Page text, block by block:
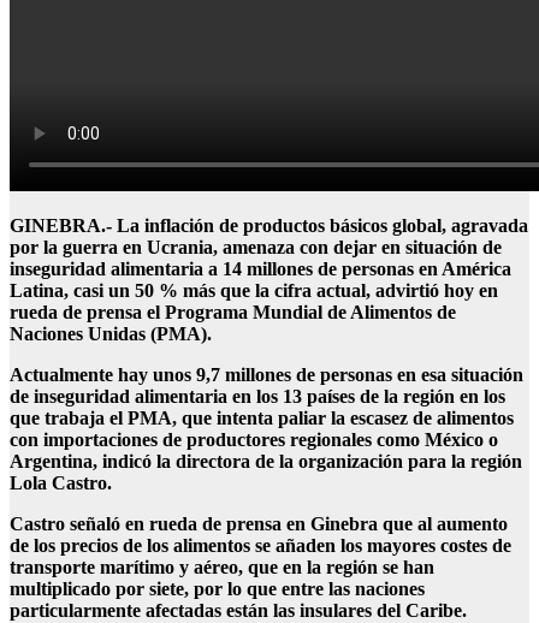
GINEBRA.- La inflación de productos básicos global, agravada
por la guerra en Ucrania, amenaza con dejar en situación de
inseguridad alimentaria a 14 millones de personas en América
Latina, casi un 50 % más que la cifra actual, advirtió hoy en
rueda de prensa el Programa Mundial de Alimentos de
Naciones Unidas (PMA).
Actualmente hay unos 9,7 millones de personas en esa situación
de inseguridad alimentaria en los 13 países de la región en los
que trabaja el PMA, que intenta paliar la escasez de alimentos
con importaciones de productores regionales como México o
Argentina, indicó la directora de la organización para la región
Lola Castro.
Castro señaló en rueda de prensa en Ginebra que al aumento
de los precios de los alimentos se añaden los mayores costes de
transporte marítimo y aéreo, que en la región se han
multiplicado por siete, por lo que entre las naciones
particularmente afectadas están las insulares del Caribe.